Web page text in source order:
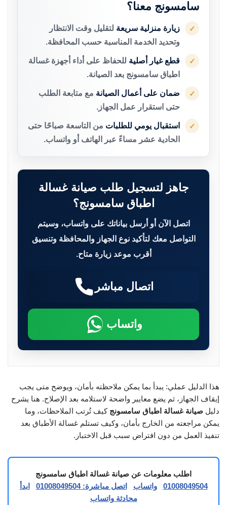
سامسونج معنا؟
✓ زيارة منزلية سريعة لتقليل وقت الانتظار
وتحديد الخدمة المناسبة حسب المحافظة.
✓ قطع غيار أصلية للحفاظ على أداء أجهزة غسالة
اطباق سامسونج بعد الصيانة.
✓ ضمان على أعمال الصيانة مع متابعة الطلب
حتى استقرار عمل الجهاز.
✓ استقبال يومي للطلبات من التاسعة صباحًا حتى
الحادية عشر مساءً عبر الهاتف أو واتساب.
جاهز لتسجيل طلب صيانة غسالة
اطباق سامسونج؟
اتصل الآن أو أرسل بياناتك على واتساب، وسيتم
التواصل معك لتأكيد نوع الجهاز والمحافظة وتنسيق
أقرب موعد زيارة متاح.
اتصال مباشر
واتساب
هذا الدليل عملي: يبدأ بما يمكن ملاحظته بأمان، ويوضح متى يجب
إيقاف الجهاز، ثم يضع معايير واضحة لاستلامه بعد الإصلاح. هنا يشرح
دليل صيانة غسالة اطباق سامسونج كيف تُرتب الملاحظات، وما
يمكن مراجعته من الخارج بأمان، وكيف تستلم غسالة الأطباق بعد
تنفيذ العمل من دون افتراض سبب قبل الاختبار.
اطلب معلومات عن صيانة غسالة اطباق سامسونج
01008049504
واتساب اتصل مباشرة: 01008049504
ابدأ
محادثة واتساب